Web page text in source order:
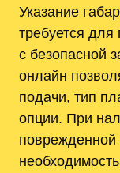
Указание
требуется для
с безопасной
онлайн
подачи, тип
опции. При
поврежденной